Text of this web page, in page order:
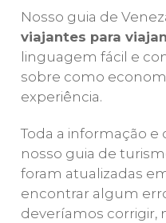
nesta
inesquecível
excursão aos
Alpes
Dolomitas
Veneza .
Você vai se
apaixonar!
Nosso guia de
viajantes para
linguagem fácil e
sobre como
experiência.
Toda a informação e
nosso guia de
foram atualizadas
encontrar algum
deveríamos corrigir,